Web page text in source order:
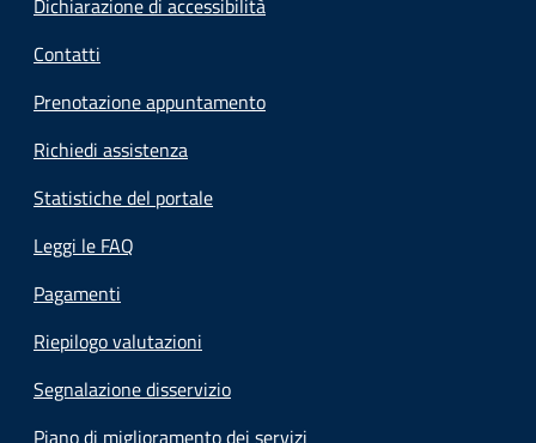
Contatti
Prenotazione appuntamento
Richiedi assistenza
Statistiche del portale
Leggi le FAQ
Pagamenti
Riepilogo valutazioni
Segnalazione disservizio
Piano di miglioramento dei servizi